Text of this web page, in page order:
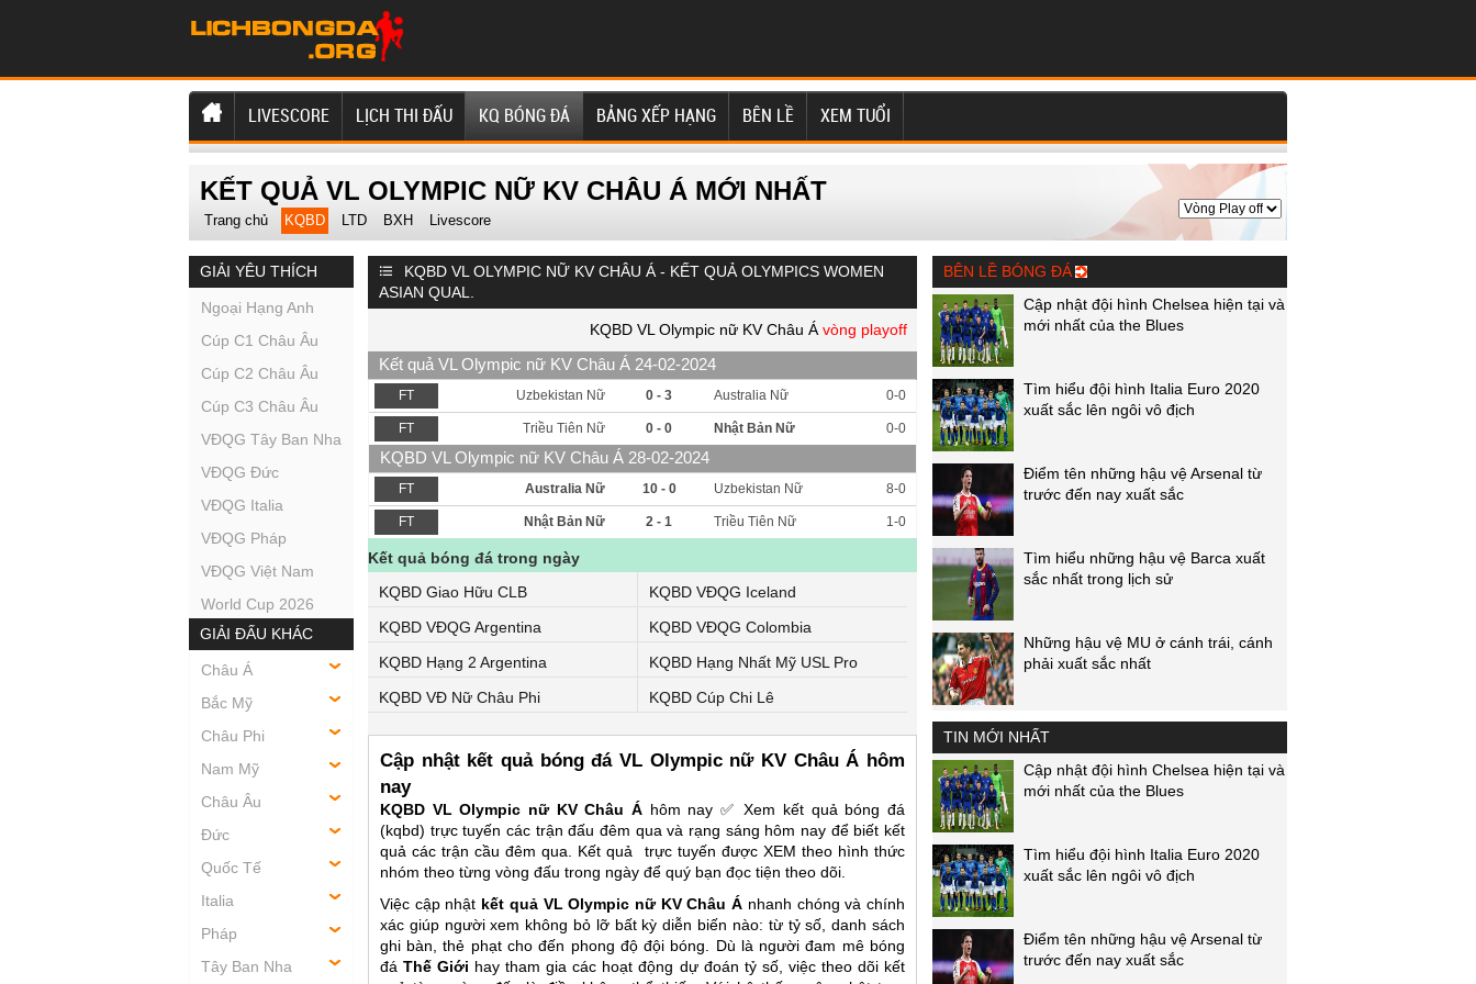
LIVESCORE LỊCH THI ĐẤU KQ BÓNG ĐÁ BẢNG XẾP HẠNG BÊN LỀ XEM TUỔI
KẾT QUẢ VL OLYMPIC NỮ KV CHÂU Á MỚI NHẤT
Trang chủ KQBD LTD BXH Livescore
GIẢI YÊU THÍCH
Ngoại Hạng Anh
Cúp C1 Châu Âu
Cúp C2 Châu Âu
Cúp C3 Châu Âu
VĐQG Tây Ban Nha
VĐQG Đức
VĐQG Italia
VĐQG Pháp
VĐQG Việt Nam
World Cup 2026
GIẢI ĐẤU KHÁC
Châu Á
Bắc Mỹ
Châu Phi
Nam Mỹ
Châu Âu
Đức
Quốc Tế
Italia
Pháp
Tây Ban Nha
KQBD VL OLYMPIC NỮ KV CHÂU Á - KẾT QUẢ OLYMPICS WOMEN
ASIAN QUAL.
KQBD VL Olympic nữ KV Châu Á vòng playoff
Kết quả VL Olympic nữ KV Châu Á 24-02-2024
FT Uzbekistan Nữ 0 - 3 Australia Nữ 0-0
FT Triều Tiên Nữ 0 - 0 Nhật Bản Nữ 0-0
KQBD VL Olympic nữ KV Châu Á 28-02-2024
FT Australia Nữ 10 - 0 Uzbekistan Nữ 8-0
FT Nhật Bản Nữ 2 - 1 Triều Tiên Nữ 1-0
Kết quả bóng đá trong ngày
KQBD Giao Hữu CLB
KQBD VĐQG Iceland
KQBD VĐQG Argentina
KQBD VĐQG Colombia
KQBD Hạng 2 Argentina
KQBD Hạng Nhất Mỹ USL Pro
KQBD VĐ Nữ Châu Phi
KQBD Cúp Chi Lê
Cập nhật kết quả bóng đá VL Olympic nữ KV Châu Á hôm
nay
KQBD VL Olympic nữ KV Châu Áhôm nay ✅ Xem kết quả bóng đá
(kqbd) trực tuyến các trận đấu đêm qua và rạng sáng hôm nay để biết kết
quả các trận cầu đêm qua. Kết quả trực tuyến được XEM theo hình thức
nhóm theo từng vòng đấu trong ngày để quý bạn đọc tiện theo dõi.
Việc cập nhật kết quả VL Olympic nữ KV Châu Á nhanh chóng và chính
xác giúp người xem không bỏ lỡ bất kỳ diễn biến nào: từ tỷ số, danh sách
ghi bàn, thẻ phạt cho đến phong độ đội bóng. Dù là người đam mê bóng
đá Thế Giới hay tham gia các hoạt động dự đoán tỷ số, việc theo dõi kết
BÊN LỀ BÓNG ĐÁ
Cập nhật đội hình Chelsea hiện tại và
mới nhất của the Blues
Tìm hiểu đội hình Italia Euro 2020
xuất sắc lên ngôi vô địch
Điểm tên những hậu vệ Arsenal từ
trước đến nay xuất sắc
Tìm hiểu những hậu vệ Barca xuất
sắc nhất trong lịch sử
Những hậu vệ MU ở cánh trái, cánh
phải xuất sắc nhất
TIN MỚI NHẤT
Cập nhật đội hình Chelsea hiện tại và
mới nhất của the Blues
Tìm hiểu đội hình Italia Euro 2020
xuất sắc lên ngôi vô địch
Điểm tên những hậu vệ Arsenal từ
trước đến nay xuất sắc